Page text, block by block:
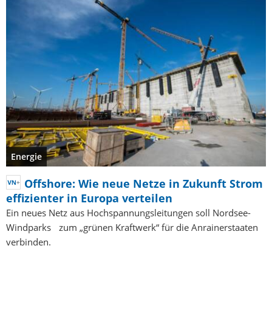
Energie
Offshore: Wie neue Netze in Zukunft Strom
effizienter in Europa verteilen
Ein neues Netz aus Hochspannungsleitungen soll Nordsee-
Windparks zum „grünen Kraftwerk“ für die Anrainerstaaten
verbinden.